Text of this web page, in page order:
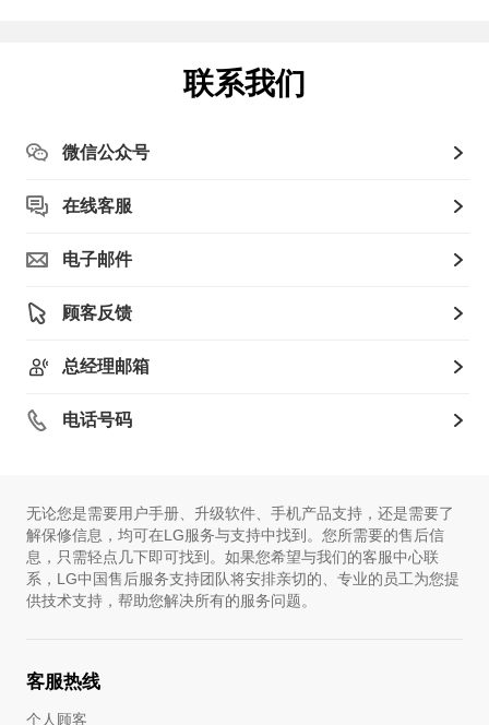
联系我们
微信公众号
在线客服
电子邮件
顾客反馈
总经理邮箱
电话号码
无论您是需要用户手册、升级软件、手机产品支持，还是需要了
解保修信息，均可在LG服务与支持中找到。您所需要的售后信
息，只需轻点几下即可找到。如果您希望与我们的客服中心联
系，LG中国售后服务支持团队将安排亲切的、专业的员工为您提
供技术支持，帮助您解决所有的服务问题。
客服热线
个人顾客